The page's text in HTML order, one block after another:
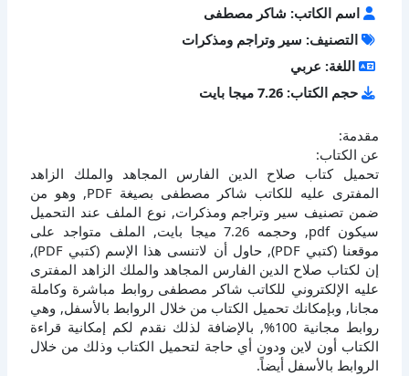
اسم الكاتب: شاكر مصطفى
التصنيف: سير وتراجم ومذكرات
اللغة: عربي
حجم الكتاب: 7.26 ميجا بايت
مقدمة:
عن الكتاب:
تحميل كتاب صلاح الدين الفارس المجاهد والملك الزاهد
المفترى عليه للكاتب شاكر مصطفى بصيغة PDF, وهو من
ضمن تصنيف سير وتراجم ومذكرات, نوع الملف عند التحميل
سيكون pdf, وحجمه 7.26 ميجا بايت, الملف متواجد على
موقعنا (كتبي PDF), حاول أن لاتنسى هذا الإسم (كتبي PDF),
إن لكتاب صلاح الدين الفارس المجاهد والملك الزاهد المفترى
عليه الإلكتروني للكاتب شاكر مصطفى روابط مباشرة وكاملة
مجانا, وبإمكانك تحميل الكتاب من خلال الروابط بالأسفل, وهي
روابط مجانية 100%, بالإضافة لذلك نقدم لكم إمكانية قراءة
الكتاب أون لاين ودون أي حاجة لتحميل الكتاب وذلك من خلال
الروابط بالأسفل أيضاً.